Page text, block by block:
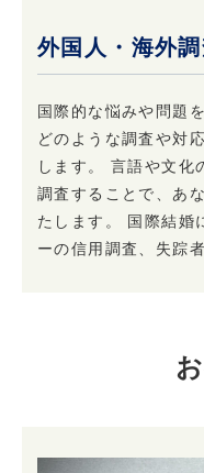
外国人・海外
国際的な悩みや問題
どのような調査や対
します。 言語や文化
調査することで、あ
たします。 国際結婚
ーの信用調査、失踪